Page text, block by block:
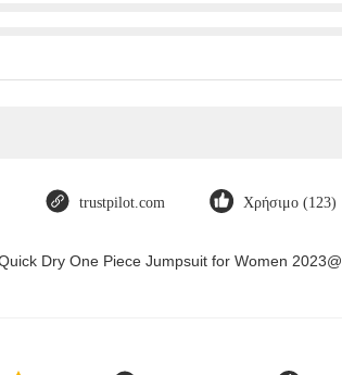
trustpilot.com Χρήσιμο (123)
Dry One Piece Jumpsuit for Women 2023@